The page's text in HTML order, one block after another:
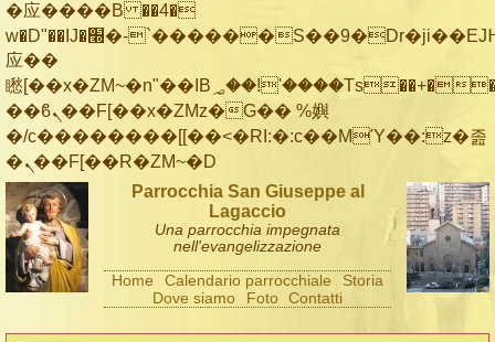
�应����B ��4�
w�D"��IJ�׭�-`������S��9�Dr�ji��EJ߅��gJ�
应��
矁[��x�ZM~�n"��IB؃��!'����Тѕ��+��(m��IK�ʭ�/|
��ϐܢ��F[��x�ZMz�G�� %嬩
�/c��������[[��<�RI:�:c��MΎ��:z�졾
�ܢ��F[��R�ZM~�D
Parrocchia San Giuseppe al
Lagaccio
Una parrocchia impegnata
nell'evangelizzazione
Home Calendario parrocchiale
Storia
Dove siamo
Foto Contatti